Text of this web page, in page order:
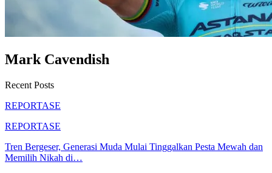
Mark Cavendish
Recent Posts
REPORTASE
REPORTASE
Tren Bergeser, Generasi Muda Mulai Tinggalkan Pesta Mewah dan
Memilih Nikah di…